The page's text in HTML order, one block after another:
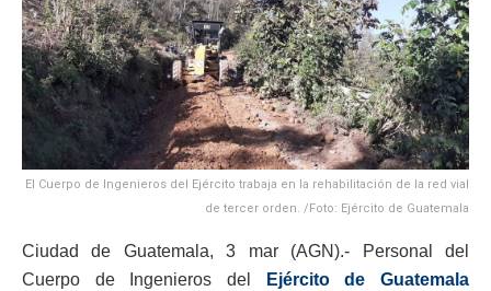
El Cuerpo de Ingenieros del Ejército trabaja en la rehabilitación de la red vial
de tercer orden. /Foto: Ejército de Guatemala
Ciudad de Guatemala, 3 mar (AGN).- Personal del
Cuerpo de Ingenieros del
Ejército de Guatemala